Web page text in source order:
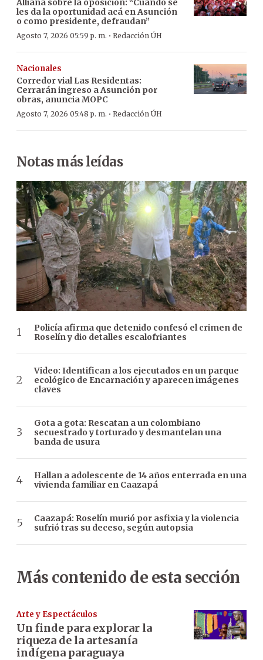
Alliana sobre la oposición: “Cuando se
les da la oportunidad acá en Asunción
o como presidente, defraudan”
Agosto 7, 2026 05:59 p. m. · Redacción ÚH
Nacionales
Corredor vial Las Residentas:
Cerrarán ingreso a Asunción por
obras, anuncia MOPC
Agosto 7, 2026 05:48 p. m. · Redacción ÚH
Notas más leídas
Policía afirma que detenido confesó el crimen de
Roselín y dio detalles escalofriantes
Video: Identifican a los ejecutados en un parque
ecológico de Encarnación y aparecen imágenes
claves
Gota a gota: Rescatan a un colombiano
secuestrado y torturado y desmantelan una
banda de usura
Hallan a adolescente de 14 años enterrada en una
vivienda familiar en Caazapá
Caazapá: Roselín murió por asfixia y la violencia
sufrió tras su deceso, según autopsia
Más contenido de esta sección
Arte y Espectáculos
Un finde para explorar la
riqueza de la artesanía
indígena paraguaya